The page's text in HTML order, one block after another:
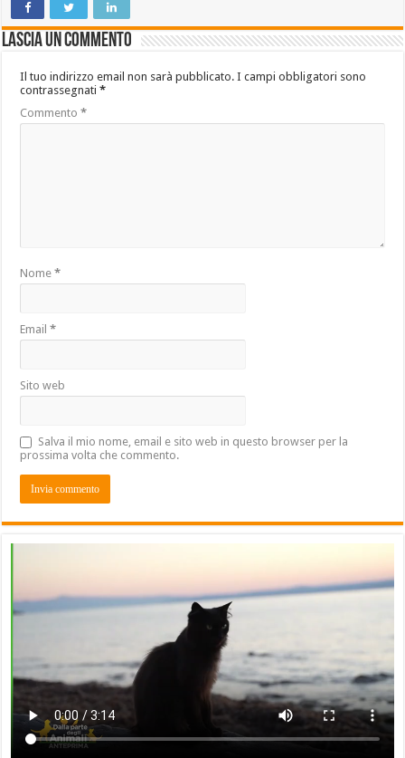
Lascia un commento
Il tuo indirizzo email non sarà pubblicato. I campi obbligatori sono
contrassegnati*
Commento*
Nome*
Email*
Sito web
Salva il mio nome, email e sito web in questo browser per la
prossima volta che commento.